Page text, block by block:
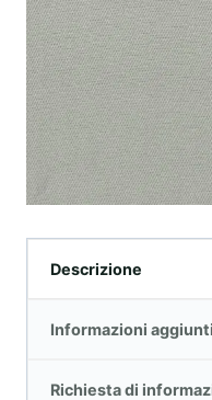
Descrizione
Informazioni
Richiesta di